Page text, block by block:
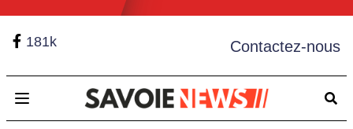
181k Contactez-nous
Open main menu